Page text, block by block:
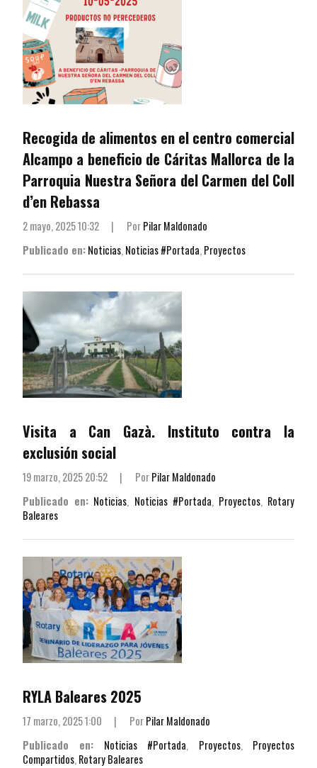
Recogida de alimentos en el centro comercial
Alcampo a beneficio de Cáritas Mallorca de la
Parroquia Nuestra Señora del Carmen del Coll
d’en Rebassa
2 mayo, 2025 10:32 | PorPilar Maldonado
Publicado en:Noticias, Noticias #Portada, Proyectos
Visita a Can Gazà. Instituto contra la
exclusión social
19 marzo, 2025 20:52 | PorPilar Maldonado
Publicado en: Noticias, Noticias #Portada, Proyectos, Rotary
Baleares
RYLA Baleares 2025
17 marzo, 2025 1:00 | PorPilar Maldonado
Publicado en:
Noticias #Portada, Proyectos, Proyectos
Compartidos,Rotary Baleares